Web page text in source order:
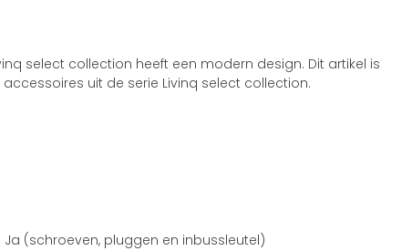
select collection heeft een modern design. Dit artikel is
uit de serie Livinq select collection.
(schroeven, pluggen en inbussleutel)